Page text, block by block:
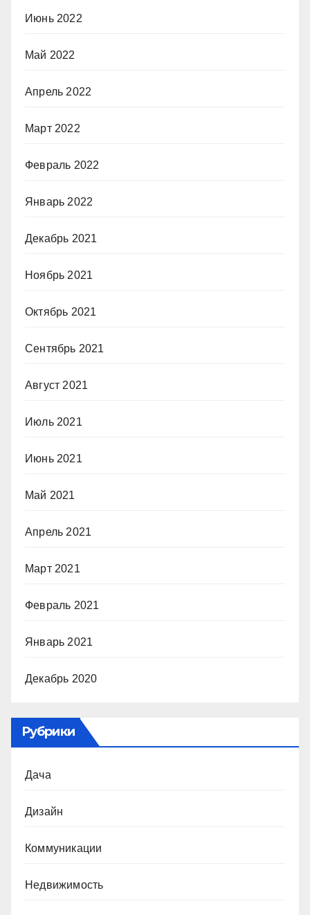
Июнь 2022
Май 2022
Апрель 2022
Март 2022
Февраль 2022
Январь 2022
Декабрь 2021
Ноябрь 2021
Октябрь 2021
Сентябрь 2021
Август 2021
Июль 2021
Июнь 2021
Май 2021
Апрель 2021
Март 2021
Февраль 2021
Январь 2021
Декабрь 2020
Рубрики
Дача
Дизайн
Коммуникации
Недвижимость